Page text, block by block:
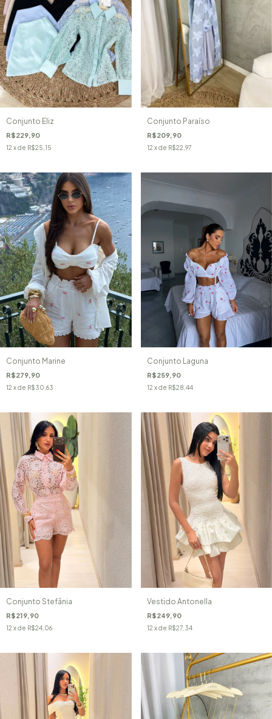
Conjunto Eliz
R$229,90
12 x de R$25,15
Conjunto Paraíso
R$209,90
12 x de R$22,97
Conjunto Marine
R$279,90
12 x de R$30,63
Conjunto Laguna
R$259,90
12 x de R$28,44
Conjunto Stefânia
R$219,90
12 x de R$24,06
Vestido Antonella
R$249,90
12 x de R$27,34